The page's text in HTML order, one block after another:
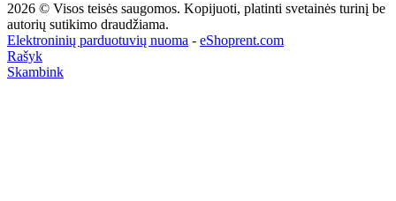
2026 © Visos teisės saugomos. Kopijuoti, platinti svetainės turinį be
autorių sutikimo draudžiama.
Elektroninių parduotuvių nuoma - eShoprent.com
Rašyk
Skambink